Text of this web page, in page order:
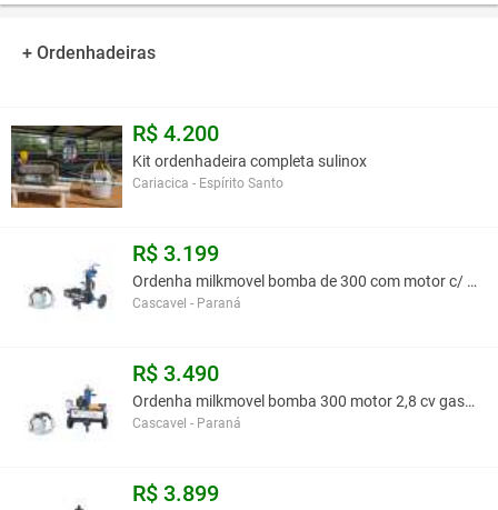
(Máximo de 2 Conjuntos)
Você assume toda a responsabilidade pela cotação deste item. Você acha que
este anúncio é contra a política de Agroads?
+ Ordenhadeiras
R$ 4.200
Kit ordenhadeira completa sulinox
Cariacica - Espírito Santo
R$ 3.199
Ordenha milkmovel bomba de 300 com motor c/ 1 conj
Cascavel - Paraná
R$ 3.490
Ordenha milkmovel bomba 300 motor 2,8 cv gasolina
Cascavel - Paraná
R$ 3.899